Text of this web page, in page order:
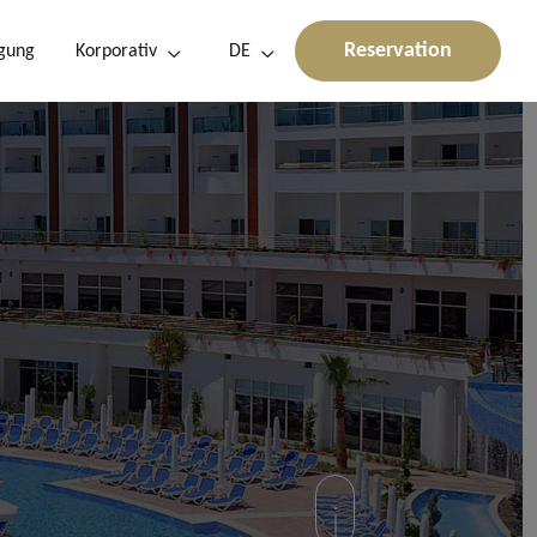
Korporativ DE Reservation